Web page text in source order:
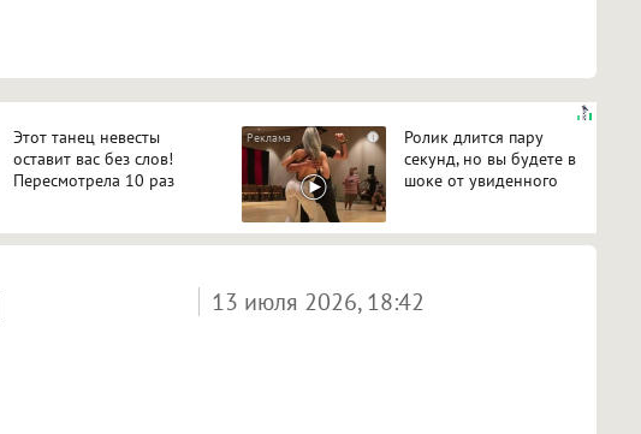
Этот танец невесты
оставит вас без слов!
Пересмотрела 10 раз
i
Ролик длится пару
секунд, но вы будете в
шоке от увиденного
13 июля 2026, 18:42